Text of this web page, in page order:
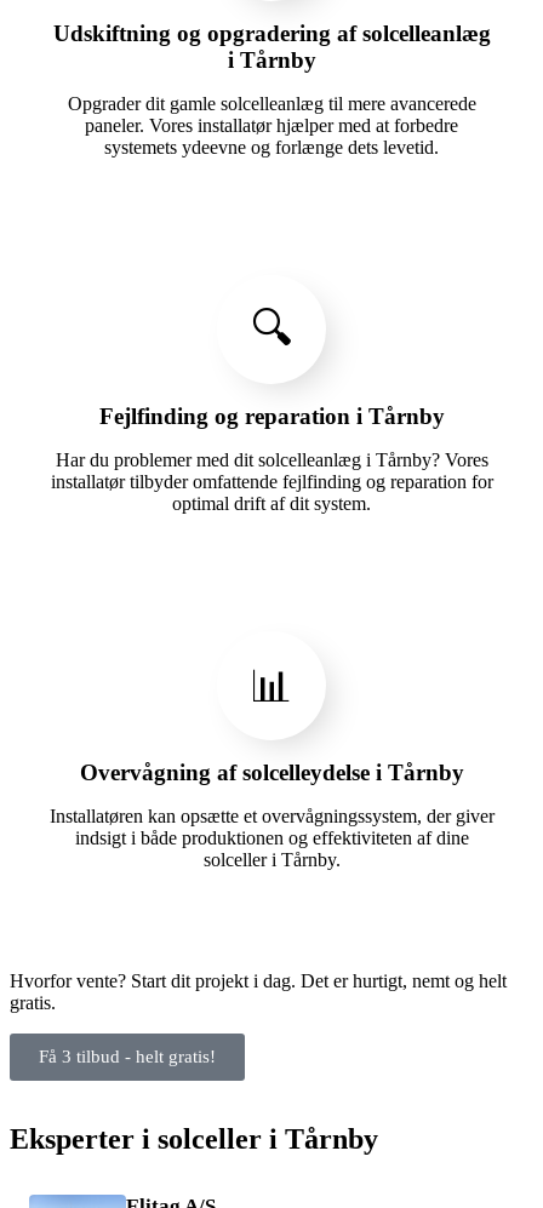
Udskiftning og opgradering af solcelleanlæg
i Tårnby
Opgrader dit gamle solcelleanlæg til mere avancerede
paneler. Vores installatør hjælper med at forbedre
systemets ydeevne og forlænge dets levetid.
🔍
Fejlfinding og reparation i Tårnby
Har du problemer med dit solcelleanlæg i Tårnby? Vores
installatør tilbyder omfattende fejlfinding og reparation for
optimal drift af dit system.
📊
Overvågning af solcelleydelse i Tårnby
Installatøren kan opsætte et overvågningssystem, der giver
indsigt i både produktionen og effektiviteten af dine
solceller i Tårnby.
Hvorfor vente? Start dit projekt i dag. Det er hurtigt, nemt og helt
gratis.
Få 3 tilbud - helt gratis!
Eksperter i solceller i Tårnby